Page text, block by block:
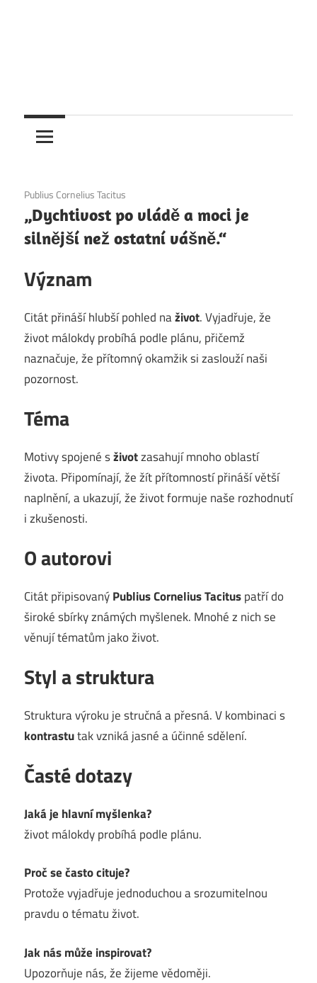
1. 12. 2020
Publius Cornelius Tacitus
„Dychtivost po vládě a moci je
silnější než ostatní vášně.“
Význam
Citát přináší hlubší pohled naživot. Vyjadřuje, že
život málokdy probíhá podle plánu, přičemž
naznačuje, že přítomný okamžik si zaslouží naši
pozornost.
Téma
Motivy spojené sživotzasahují mnoho oblastí
života. Připomínají, že žít přítomností přináší větší
naplnění, a ukazují, že život formuje naše rozhodnutí
i zkušenosti.
O autorovi
Citát připisovanýPublius Cornelius Tacituspatří do
široké sbírky známých myšlenek. Mnohé z nich se
věnují tématům jako život.
Styl a struktura
Struktura výroku je stručná a přesná. V kombinaci s
kontrastutak vzniká jasné a účinné sdělení.
Časté dotazy
Jaká je hlavní myšlenka?
život málokdy probíhá podle plánu.
Proč se často cituje?
Protože vyjadřuje jednoduchou a srozumitelnou
pravdu o tématu život.
Jak nás může inspirovat?
Upozorňuje nás, že žijeme vědoměji.